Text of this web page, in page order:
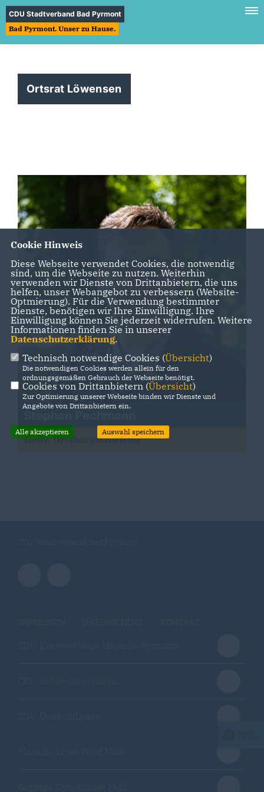
CDU Stadtverband Bad Pyrmont
Bad Pyrmont. Unser zu Hause.
Ortsrat Löwensen
stellv. Ortsbürgermeister
Cookie Hinweis
Diese Webseite verwendet Cookies, die notwendig
sind, um die Webseite zu nutzen. Weiterhin
verwenden wir Dienste von Drittanbietern, die uns
helfen, unser Webangebot zu verbessern (Website-
Optmierung). Für die Verwendung bestimmter
Dienste, benötigen wir Ihre Einwilligung. Ihre
Einwilligung können Sie jederzeit widerrufen. Weitere
Informationen finden Sie in unserer
Datenschutzerklärung.
Technisch notwendige Cookies (Übersicht)
Die notwendigen Cookies werden allein für den
ordnungsgemäßen Gebrauch der Webseite benötigt.
Cookies von Drittanbietern (Übersicht)
Zur Optimierung unserer Webseite binden wir Dienste und
Angebote von Drittanbietern ein.
Alle akzeptieren Auswahl speichern